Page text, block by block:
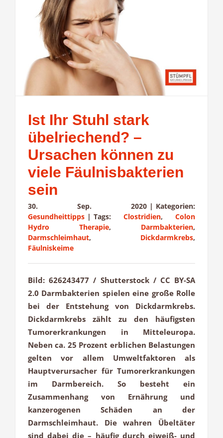
Ist Ihr Stuhl stark
übelriechend? –
Ursachen können zu
viele Fäulnisbakterien
sein
30. Sep. 2020 | Kategorien:
Gesundheittipps | Tags: Clostridien, Colon
Hydro Therapie, Darmbakterien,
Darmschleimhaut, Dickdarmkrebs,
Fäulniskeime
Bild: 626243477 / Shutterstock / CC BY-SA
2.0 Darmbakterien spielen eine große Rolle
bei der Entstehung von Dickdarmkrebs.
Dickdarmkrebs zählt zu den häufigsten
Tumorerkrankungen in Mitteleuropa.
Neben ca. 25 Prozent erblichen Belastungen
gelten vor allem Umweltfaktoren als
Hauptverursacher für Tumorerkrankungen
im Darmbereich. So besteht ein
Zusammenhang von Ernährung und
kanzerogenen Schäden an der
Darmschleimhaut. Die wahren Übeltäter
sind dabei die – häufig durch eiweiß- und